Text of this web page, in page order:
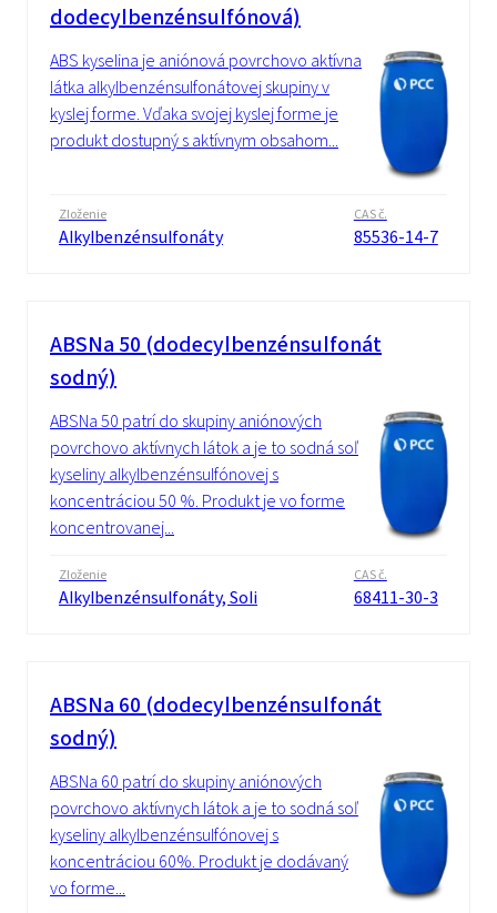
dodecylbenzénsulfónová)
ABS kyselina je aniónová povrchovo aktívna
látka alkylbenzénsulfonátovej skupiny v
kyslej forme. Vďaka svojej kyslej forme je
produkt dostupný s aktívnym obsahom...
Zloženie
Alkylbenzénsulfonáty
CAS č.
85536-14-7
ABSNa 50 (dodecylbenzénsulfonát
sodný)
ABSNa 50 patrí do skupiny aniónových
povrchovo aktívnych látok a je to sodná soľ
kyseliny alkylbenzénsulfónovej s
koncentráciou 50 %. Produkt je vo forme
koncentrovanej...
Zloženie
Alkylbenzénsulfonáty, Soli
CAS č.
68411-30-3
ABSNa 60 (dodecylbenzénsulfonát
sodný)
ABSNa 60 patrí do skupiny aniónových
povrchovo aktívnych látok a je to sodná soľ
kyseliny alkylbenzénsulfónovej s
koncentráciou 60%. Produkt je dodávaný
vo forme...